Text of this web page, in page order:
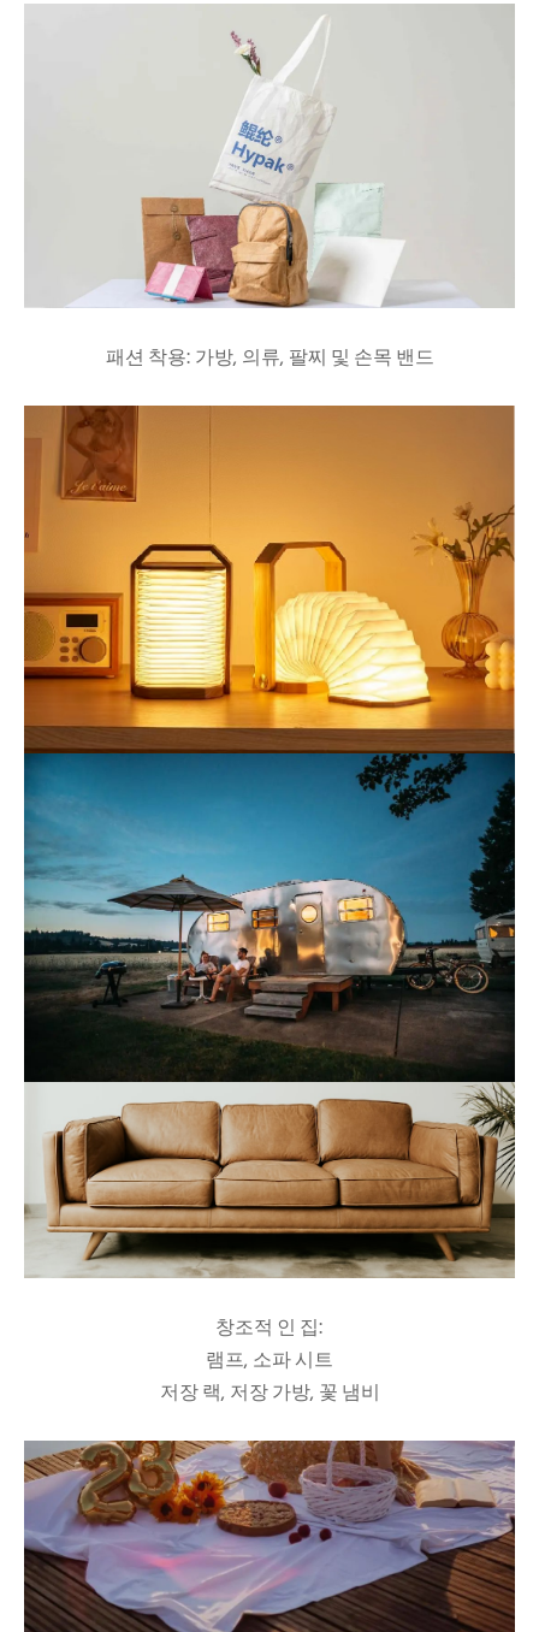
패션 착용: 가방, 의류, 팔찌 및 손목 밴드
창조적 인 집:
램프, 소파 시트
저장 랙, 저장 가방, 꽃 냄비